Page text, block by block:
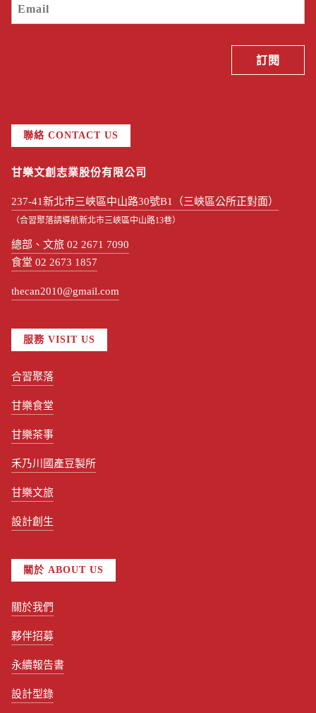
聯絡 CONTACT US
甘樂文創志業股份有限公司
237-41新北市三峽區中山路30號B1（三峽區公所正對面）
（合習聚落請導航新北市三峽區中山路13巷）
總部、文旅 02 2671 7090
食堂 02 2673 1857
thecan2010@gmail.com
服務 VISIT US
合習聚落
甘樂食堂
甘樂茶事
禾乃川國產豆製所
甘樂文旅
設計創生
關於 ABOUT US
關於我們
夥伴招募
永續報告書
設計型錄